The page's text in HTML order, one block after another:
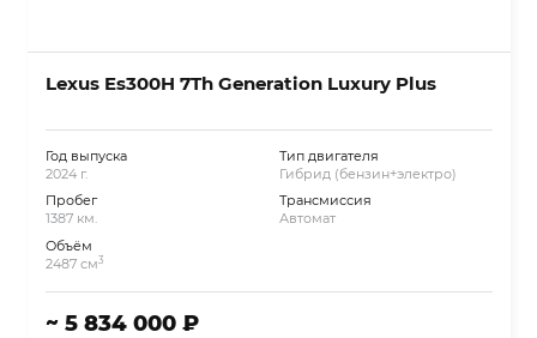
Lexus Es300H 7Th Generation Luxury Plus
Год выпуска
2024 г.
Пробег
1387 км.
Объём
2487 см3
Тип двигателя
Гибрид (бензин+электро)
Трансмиссия
Автомат
~ 5 834 000 ₽